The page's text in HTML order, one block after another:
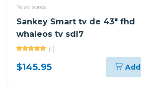
Televisores
Sankey Smart tv de 43" fhd
whaleos tv sdl7
(1)
$145.95 Add